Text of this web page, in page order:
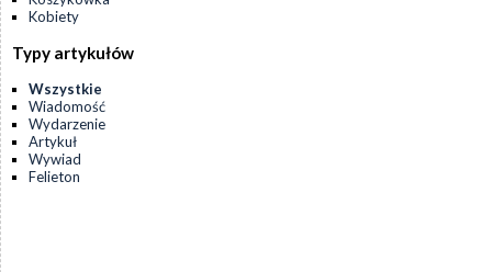
Kobiety
Typy artykułów
Wszystkie
Wiadomość
Wydarzenie
Artykuł
Wywiad
Felieton